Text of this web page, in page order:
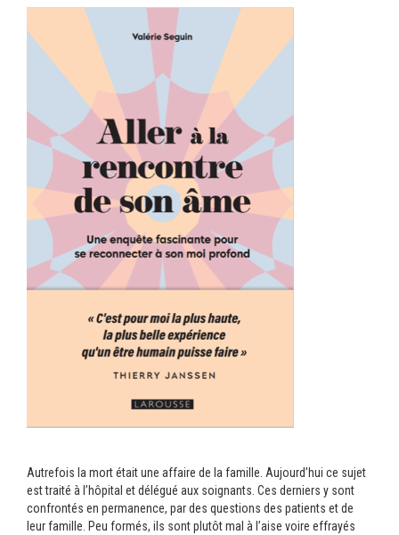
Autrefois la mort était une affaire de la famille. Aujourd’hui ce sujet
est traité à l’hôpital et délégué aux soignants. Ces derniers y sont
confrontés en permanence, par des questions des patients et de
leur famille. Peu formés, ils sont plutôt mal à l’aise voire effrayés